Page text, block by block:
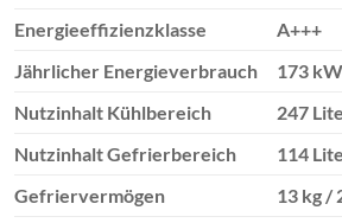
Energieeffizienzklasse
A+++
Jährlicher Energieverbrauch
173
Nutzinhalt Kühlbereich
247
Nutzinhalt Gefrierbereich
114
Gefriervermögen
13 kg /